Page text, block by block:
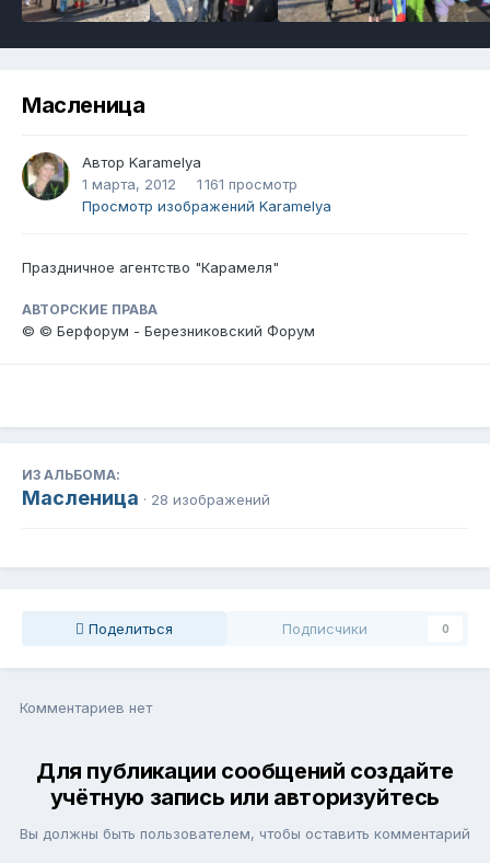
Масленица
Автор Karamelya
1 марта, 2012
1 161 просмотр
Просмотр изображений Karamelya
Праздничное агентство "Карамеля"
АВТОРСКИЕ ПРАВА
© © Берфорум - Березниковский Форум
ИЗ АЛЬБОМА:
Масленица · 28 изображений
Поделиться Подписчики 0
Комментариев нет
Для публикации сообщений создайте
учётную запись или авторизуйтесь
Вы должны быть пользователем, чтобы оставить комментарий